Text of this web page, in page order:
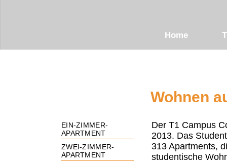
Home
EIN-ZIMMER-
APARTMENT
ZWEI-ZIMMER-
APARTMENT
Wohnen
Der T1 Campus
2013. Das
313 Apartments,
studentische